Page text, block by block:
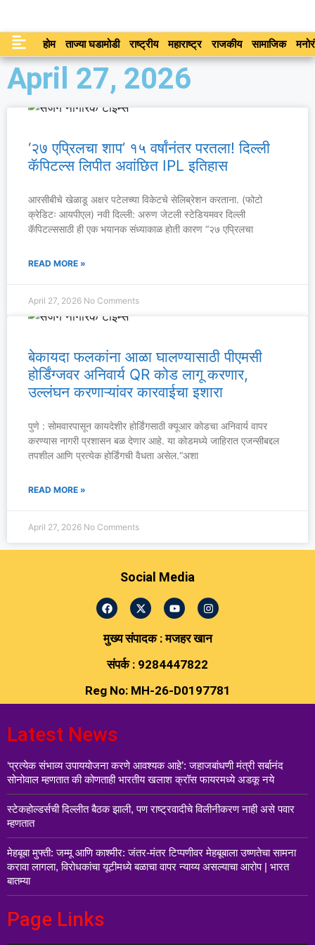
होम ताज्या घडामोडी राष्ट्रीय महाराष्ट्र राजकीय सामाजिक
April 27, 2026
‘२७ एप्रिलचा शाप’ १५ वर्षांनंतर परतला! दिल्ली
कॅपिटल्स लिपीत अवांछित IPL इतिहास
आरसीबीचे खेळाडू अक्षर पटेलच्या विकेटचे सेलिब्रेशन करताना. (फोटो
क्रेडिटः आयपीएल) नवी दिल्ली: अरुण जेटली स्टेडियमवर दिल्ली
कॅपिटल्ससाठी ही एक भयानक संध्याकाळ होती कारण “२७ एप्रिलचा
READ MORE »
April 27, 2026 No Comments
बेकायदा फलकांना आळा घालण्यासाठी पीएमसी
होर्डिंग्जवर अनिवार्य QR कोड लागू करणार,
उल्लंघन करणाऱ्यांवर कारवाईचा इशारा
पुणे : सोमवारपासून कायदेशीर होर्डिंगसाठी क्यूआर कोडचा अनिवार्य वापर
करण्यास नागरी प्रशासन बळ देणार आहे. या कोडमध्ये जाहिरात एजन्सीबद्दल
तपशील आणि प्रत्येक होर्डिंगची वैधता असेल.“अशा
READ MORE »
April 27, 2026 No Comments
Social Media
मुख्य संपादक : मजहर खान
संपर्क : 9284447822
Reg No: MH-26-D0197781
Latest News
‘प्रत्येक संभाव्य उपाययोजना करणे आवश्यक आहे’: जहाजबांधणी मंत्री सर्बानंद
सोनोवाल म्हणतात की कोणताही भारतीय खलाश क्रॉस फायरमध्ये अडकू नये
स्टेकहोल्डर्सची दिल्लीत बैठक झाली, पण राष्ट्रवादीचे विलीनीकरण नाही असे पवार
म्हणतात
मेहबूबा मुफ्ती: जम्मू आणि काश्मीर: जंतर-मंतर टिप्पणीवर मेहबूबाला उष्णतेचा सामना
करावा लागला, विरोधकांचा यूटीमध्ये बळाचा वापर न्याय्य असल्याचा आरोप | भारत
बातम्या
Page Links